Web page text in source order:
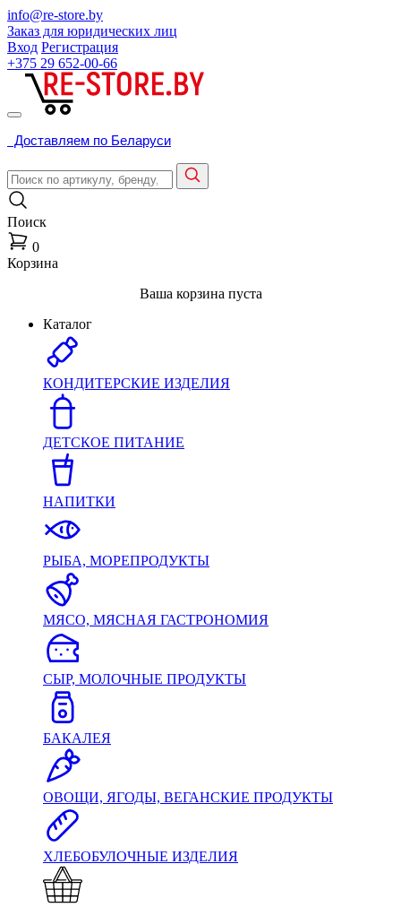
info@re-store.by
Заказ для юридических лиц
Вход Регистрация
+375 29 652-00-66
Доставляем по Беларуси
Поиск
0
Корзина
Ваша корзина пуста
Каталог
КОНДИТЕРСКИЕ ИЗДЕЛИЯ
ДЕТСКОЕ ПИТАНИЕ
НАПИТКИ
РЫБА, МОРЕПРОДУКТЫ
МЯСО, МЯСНАЯ ГАСТРОНОМИЯ
СЫР, МОЛОЧНЫЕ ПРОДУКТЫ
БАКАЛЕЯ
ОВОЩИ, ЯГОДЫ, ВЕГАНСКИЕ ПРОДУКТЫ
ХЛЕБОБУЛОЧНЫЕ ИЗДЕЛИЯ